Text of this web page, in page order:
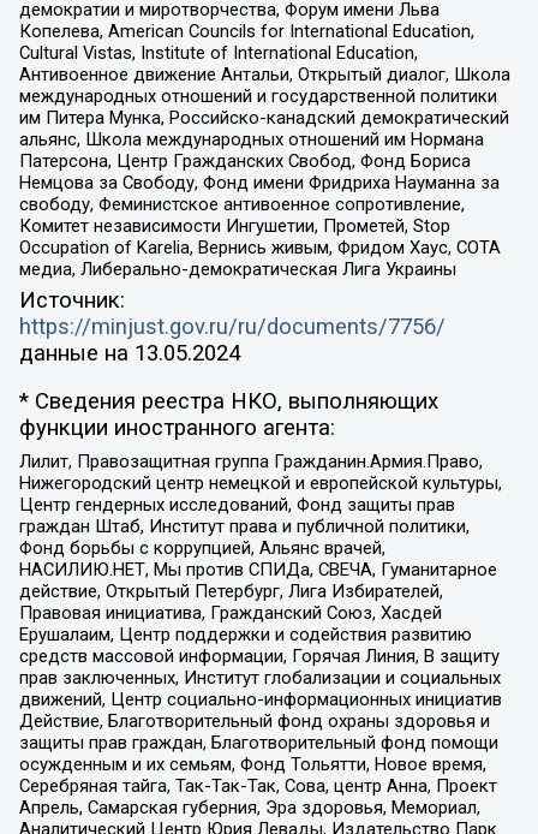
демократии и миротворчества, Форум имени Льва
Копелева, American Councils for International Education,
Cultural Vistas, Institute of International Education,
Антивоенное движение Антальи, Открытый диалог, Школа
международных отношений и государственной политики
им Питера Мунка, Российско-канадский демократический
альянс, Школа международных отношений им Нормана
Патерсона, Центр Гражданских Свобод, Фонд Бориса
Немцова за Свободу, Фонд имени Фридриха Науманна за
свободу, Феминистское антивоенное сопротивление,
Комитет независимости Ингушетии, Прометей, Stop
Occupation of Karelia, Вернись живым, Фридом Хаус, СОТА
медиа, Либерально-демократическая Лига Украины
Источник:
https://minjust.gov.ru/ru/documents/7756/
данные на 13.05.2024
* Сведения реестра НКО, выполняющих
функции иностранного агента:
Лилит, Правозащитная группа Гражданин.Армия.Право,
Нижегородский центр немецкой и европейской культуры,
Центр гендерных исследований, Фонд защиты прав
граждан Штаб, Институт права и публичной политики,
Фонд борьбы с коррупцией, Альянс врачей,
НАСИЛИЮ.НЕТ, Мы против СПИДа, СВЕЧА, Гуманитарное
действие, Открытый Петербург, Лига Избирателей,
Правовая инициатива, Гражданский Союз, Хасдей
Ерушалаим, Центр поддержки и содействия развитию
средств массовой информации, Горячая Линия, В защиту
прав заключенных, Институт глобализации и социальных
движений, Центр социально-информационных инициатив
Действие, Благотворительный фонд охраны здоровья и
защиты прав граждан, Благотворительный фонд помощи
осужденным и их семьям, Фонд Тольятти, Новое время,
Серебряная тайга, Так-Так-Так, Сова, центр Анна, Проект
Апрель, Самарская губерния, Эра здоровья, Мемориал,
Аналитический Центр Юрия Левады, Издательство Парк